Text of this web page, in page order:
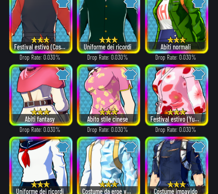
Festival estivo (Costume)
Drop Rate: 0.030%
Uniforme dei ricordi
Drop Rate: 0.030%
Abiti normali
Drop Rate: 0.030%
Abiti fantasy
Drop Rate: 0.030%
Abito stile cinese
Drop Rate: 0.030%
Festival estivo (Yukata)
Drop Rate: 0.030%
Uniforme dei ricordi Costume da eroe versione α Costume impavido